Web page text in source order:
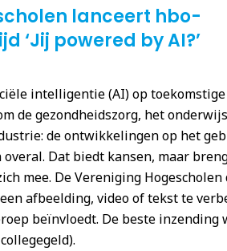
lanceert hbo-
‘Jij powered by AI?’
intelligentie (AI) op toekomstige
de gezondheidszorg, het
de ontwikkelingen op het
Dat biedt kansen, maar
mee. De Vereniging Hogescholen
afbeelding, video of tekst te
beïnvloedt. De beste inzending